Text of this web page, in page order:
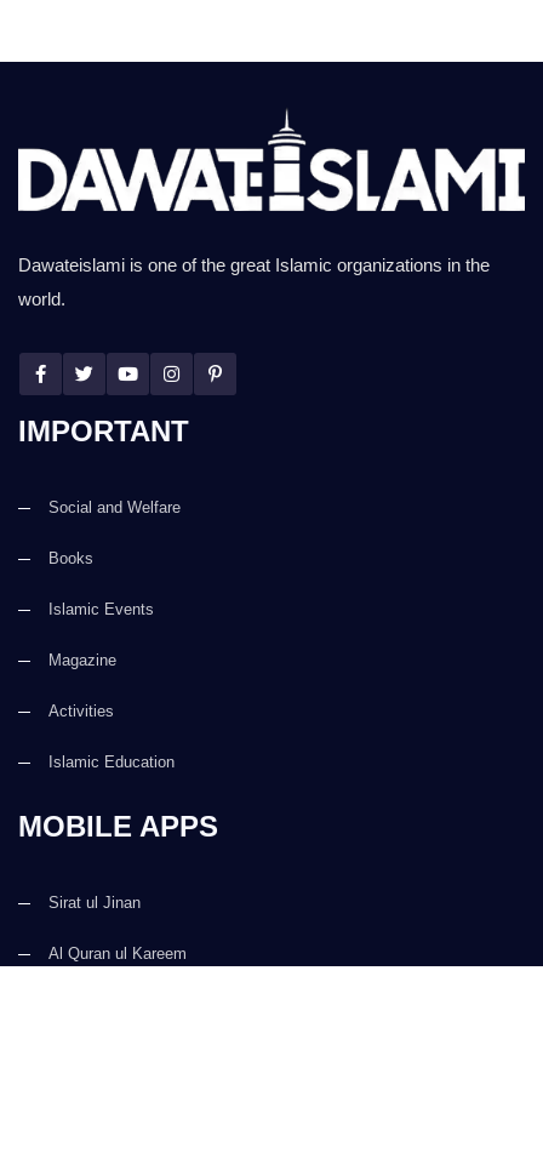
Dawateislami is one of the great Islamic organizations in the
world.
IMPORTANT
Social and Welfare
Books
Islamic Events
Magazine
Activities
Islamic Education
MOBILE APPS
Sirat ul Jinan
Al Quran ul Kareem